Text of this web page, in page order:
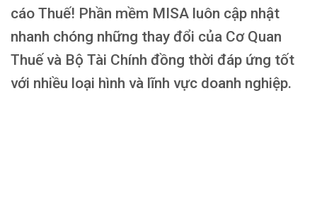
cáo Thuế! Phần mềm MISA luôn cập nhật
nhanh chóng những thay đổi của Cơ Quan
Thuế và Bộ Tài Chính đồng thời đáp ứng tốt
với nhiều loại hình và lĩnh vực doanh nghiệp.